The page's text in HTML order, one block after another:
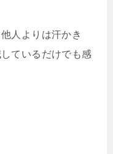
人よりは汗かき
ているだけでも感